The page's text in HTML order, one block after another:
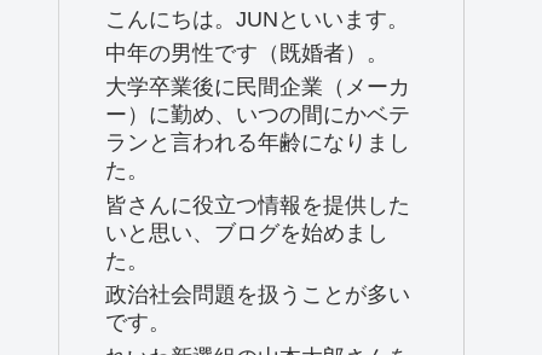
こんにちは。JUNといいます。
中年の男性です（既婚者）。
大学卒業後に民間企業（メーカ
ー）に勤め、いつの間にかベテ
ランと言われる年齢になりまし
た。
皆さんに役立つ情報を提供した
いと思い、ブログを始めまし
た。
政治社会問題を扱うことが多い
です。